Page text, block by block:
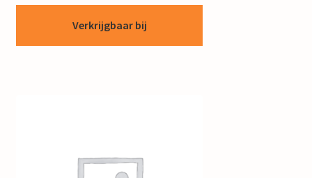
Verkrijgbaar bij